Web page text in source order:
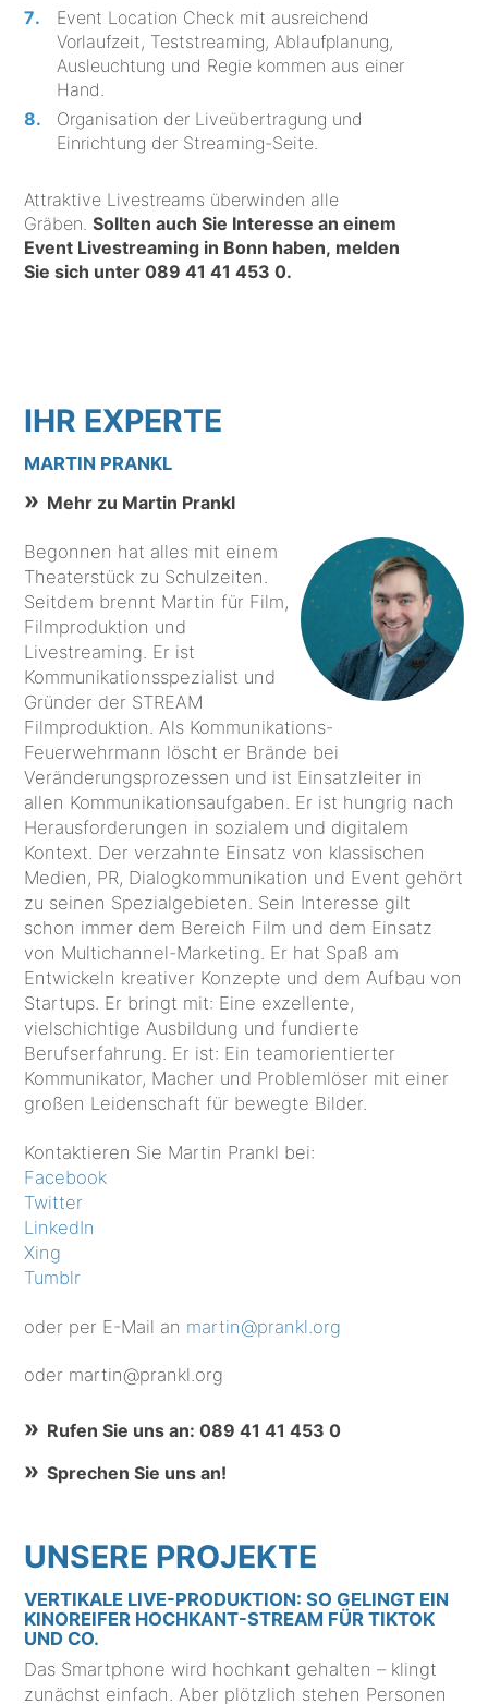
Event Location Check mit ausreichend
Vorlaufzeit, Teststreaming, Ablaufplanung,
Ausleuchtung und Regie kommen aus einer
Hand.
Organisation der Liveübertragung und
Einrichtung der Streaming-Seite.
Attraktive Livestreams überwinden alle
Gräben.Sollten auch Sie Interesse an einem
Event Livestreaming in Bonn haben, melden
Sie sich unter089 41 41 453 0.
IHR EXPERTE
MARTIN PRANKL
Mehr zu Martin Prankl
Begonnen hat alles mit einem
Theaterstück zu Schulzeiten.
Seitdem brennt Martin für Film,
Filmproduktion und
Livestreaming. Er ist
Kommunikationsspezialist und
Gründer der STREAM
Filmproduktion. Als Kommunikations-
Feuerwehrmann löscht er Brände bei
Veränderungsprozessen und ist Einsatzleiter in
allen Kommunikationsaufgaben. Er ist hungrig nach
Herausforderungen in sozialem und digitalem
Kontext. Der verzahnte Einsatz von klassischen
Medien, PR, Dialogkommunikation und Event gehört
zu seinen Spezialgebieten. Sein Interesse gilt
schon immer dem Bereich Film und dem Einsatz
von Multichannel-Marketing. Er hat Spaß am
Entwickeln kreativer Konzepte und dem Aufbau von
Startups. Er bringt mit: Eine exzellente,
vielschichtige Ausbildung und fundierte
Berufserfahrung. Er ist: Ein teamorientierter
Kommunikator, Macher und Problemlöser mit einer
großen Leidenschaft für bewegte Bilder.
Kontaktieren Sie Martin Prankl bei:
Facebook
Twitter
LinkedIn
Xing
Tumblr
oder per E-Mail an martin@prankl.org
oder martin@prankl.org
Rufen Sie uns an: 089 41 41 453 0
Sprechen Sie uns an!
UNSERE PROJEKTE
VERTIKALE LIVE-PRODUKTION: SO GELINGT EIN
KINOREIFER HOCHKANT-STREAM FÜR TIKTOK
UND CO.
Das Smartphone wird hochkant gehalten – klingt
zunächst einfach. Aber plötzlich stehen Personen